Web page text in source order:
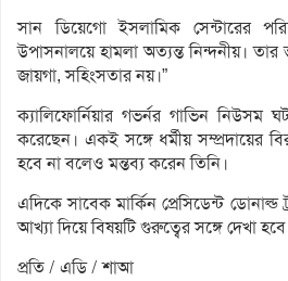
সান ডিয়েগো ইসলামিক সেন্টারের
উপাসনালয়ে হামলা অত্যন্ত নিন্দনীয়। তার
জায়গা, সহিংসতার নয়।”
ক্যালিফোর্নিয়ার গভর্নর গাভিন নিউসম
করেছেন। একই সঙ্গে ধর্মীয় সম্প্রদায়ের
হবে না বলেও মন্তব্য করেন তিনি।
এদিকে সাবেক মার্কিন প্রেসিডেন্ট
আখ্যা দিয়ে বিষয়টি গুরুত্বের সঙ্গে দেখা
প্রতি / এডি / শাআ